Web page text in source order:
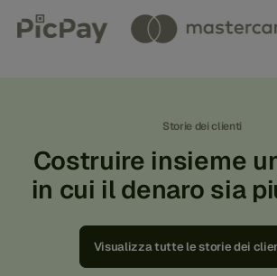
Storie dei clienti
Costruire insieme
in cui il denaro sia
Visualizza tutte le storie dei